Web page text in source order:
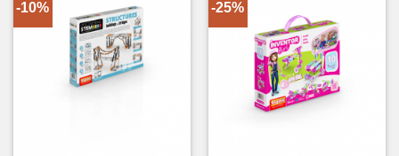
-10% -25%